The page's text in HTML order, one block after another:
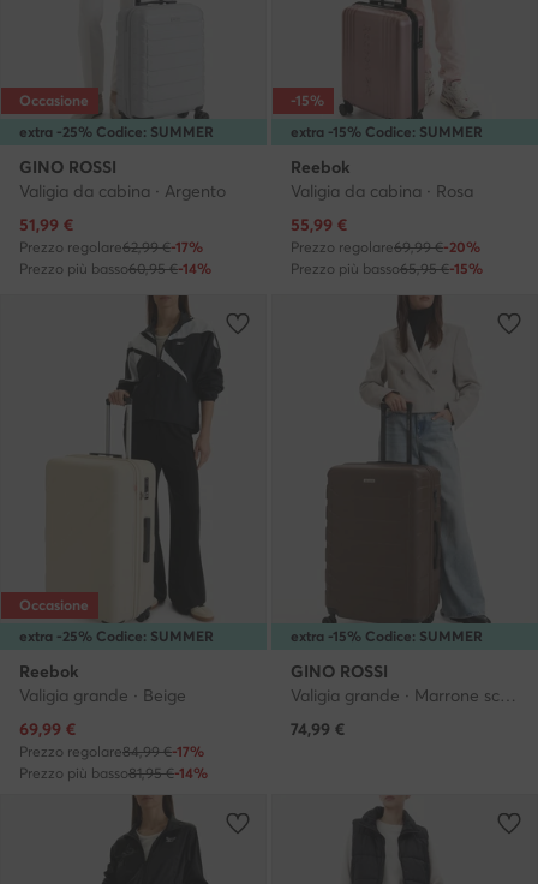
extra -25% Codice: SUMMER
Occasione
GINO ROSSI
Valigia da cabina · Argento
Prezzo attuale
51,99 €
Prezzo regolare62,99 €-17%
Prezzo più basso60,95 €-14%
extra -15% Codice: SUMMER
-15%
Reebok
Valigia da cabina · Rosa
Prezzo attuale
55,99 €
Prezzo regolare69,99 €-20%
Prezzo più basso65,95 €-15%
extra -25% Codice: SUMMER
Occasione
Reebok
Valigia grande · Beige
Prezzo attuale
69,99 €
Prezzo regolare84,99 €-17%
Prezzo più basso81,95 €-14%
extra -15% Codice: SUMMER
GINO ROSSI
Valigia grande · Marrone scuro
74,99 €